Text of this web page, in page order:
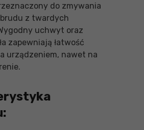
do zmywania
z twardych
uchwyt oraz
zapewniają łatwość
urządzeniem, nawet na